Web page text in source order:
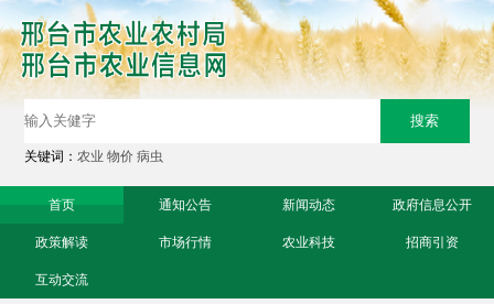
关键词：农业 物价 病虫
首页 通知公告 新闻动态 政府信息公开
政策解读 市场行情 农业科技 招商引资
互动交流